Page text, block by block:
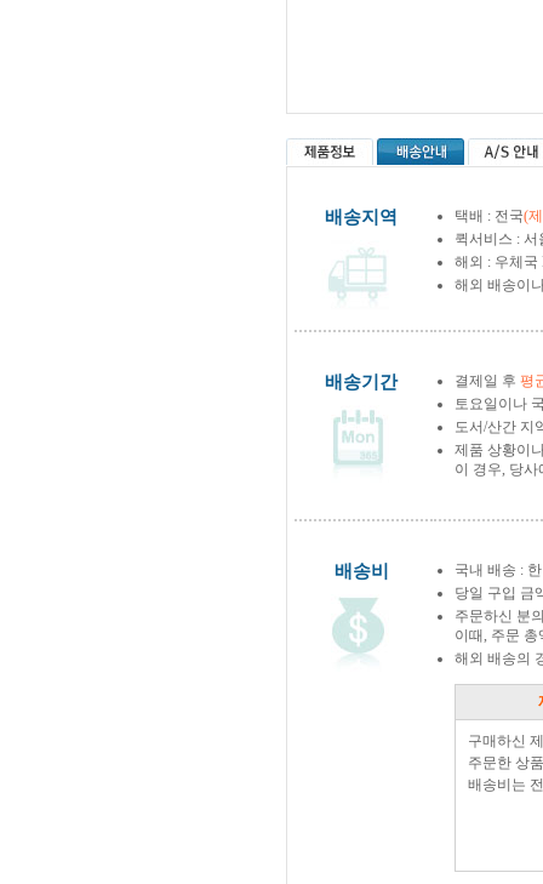
배송지역 택배 : 전국(
퀵서비스 :
해외 : 우체국
해외 배송이
배송기간 결제일 후 평
토요일이나
도서/산간 지
제품 상황이
이 경우, 당
배송비
국내 배송 :
당일 구입 금
주문하신 분
이때, 주문
해외 배송의
구매하신
주문한 상
배송비는